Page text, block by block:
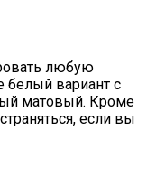
любую
белый вариант с
матовый. Кроме
если вы